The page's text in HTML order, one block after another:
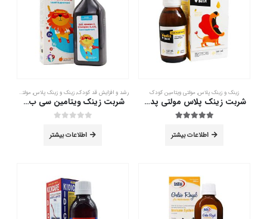
زینک و زینک پلاس, مولتی ویتامین کودک
شربت زینک پلاس مولتی پدیابست 150 میلی لیتر
اطلاعات بیشتر
رشد و افزایش قد کودک, زینک و زینک پلاس, مولتی ویتامین کودک
شربت زینک ویتامین سی ب کمپلکس دکتر کیدز 300 میلی لیتر
اطلاعات بیشتر